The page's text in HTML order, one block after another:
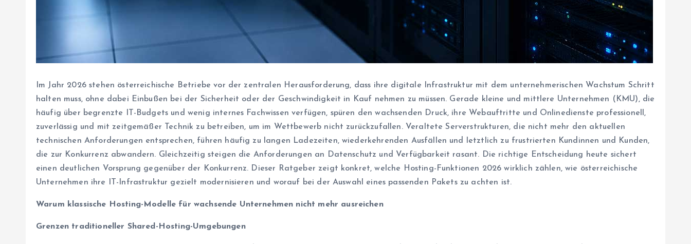
Im Jahr 2026 stehen österreichische Betriebe vor der zentralen Herausforderung, dass ihre digitale Infrastruktur mit dem unternehmerischen Wachstum Schritt
halten muss, ohne dabei Einbußen bei der Sicherheit oder der Geschwindigkeit in Kauf nehmen zu müssen. Gerade kleine und mittlere Unternehmen (KMU), die
häufig über begrenzte IT-Budgets und wenig internes Fachwissen verfügen, spüren den wachsenden Druck, ihre Webauftritte und Onlinedienste professionell,
zuverlässig und mit zeitgemäßer Technik zu betreiben, um im Wettbewerb nicht zurückzufallen. Veraltete Serverstrukturen, die nicht mehr den aktuellen
technischen Anforderungen entsprechen, führen häufig zu langen Ladezeiten, wiederkehrenden Ausfällen und letztlich zu frustrierten Kundinnen und Kunden,
die zur Konkurrenz abwandern. Gleichzeitig steigen die Anforderungen an Datenschutz und Verfügbarkeit rasant. Die richtige Entscheidung heute sichert
einen deutlichen Vorsprung gegenüber der Konkurrenz. Dieser Ratgeber zeigt konkret, welche Hosting-Funktionen 2026 wirklich zählen, wie österreichische
Unternehmen ihre IT-Infrastruktur gezielt modernisieren und worauf bei der Auswahl eines passenden Pakets zu achten ist.
Warum klassische Hosting-Modelle für wachsende Unternehmen nicht mehr ausreichen
Grenzen traditioneller Shared-Hosting-Umgebungen